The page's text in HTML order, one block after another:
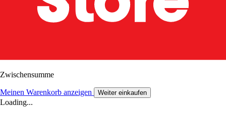
Zwischensumme
Meinen Warenkorb anzeigen Weiter einkaufen
Loading...